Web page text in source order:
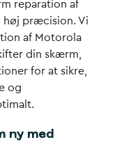
reparation af
høj præcision. Vi
af Motorola
din skærm,
for at sikre,
og
ny med